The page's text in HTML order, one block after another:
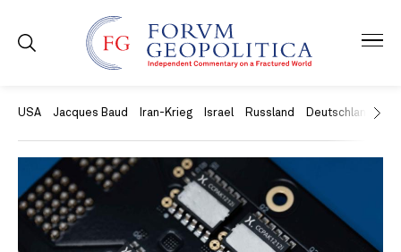
USA Jacques Baud Iran-Krieg Israel Russland Deutschland